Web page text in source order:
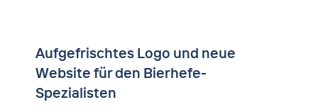
Heimtier & Pferd
Handel Biertreber
Partnerschaft Brauereien
Aufgefrischtes Logo und neue
Website für den Bierhefe-
Spezialisten